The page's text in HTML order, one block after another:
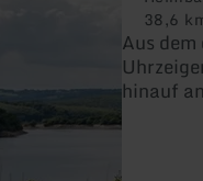
Distanz:
38,6
Aus
hinauf